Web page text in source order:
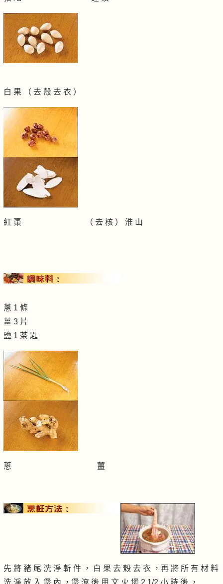
白 果 （ 去 殼 去 衣 ）
紅 棗 （ 去 核 ） 淮 山
蔥 1 條
薑 3 片
鹽 1 茶 匙
蔥 薑
先 將 豬 尾 洗 淨 斬 件 ， 白 果 去 殼 去 衣 ，再 將 所 有 材 料
洗 淨 放 入 煲 內 ，煲 滾 後 用 文 火 煲 2 1/2 小 時 後 ，